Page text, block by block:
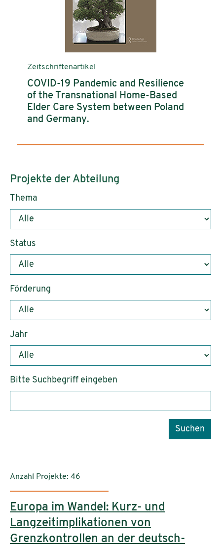
Zeitschriftenartikel
COVID-19 Pandemic and Resilience
of the Transnational Home-Based
Elder Care System between Poland
and Germany.
Projekte der Abteilung
Thema
Status
Förderung
Jahr
Bitte Suchbegriff eingeben
Suchen
Anzahl Projekte: 46
Europa im Wandel: Kurz- und
Langzeitimplikationen von
Grenzkontrollen an der deutsch-